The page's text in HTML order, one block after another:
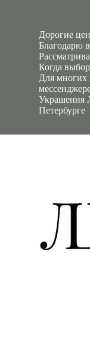
Дорогие
Благодарю
Когда
Для многих
Украшения
Петербурге